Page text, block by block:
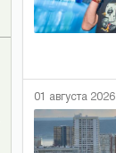
01 августа 2026